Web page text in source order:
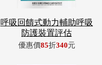
呼吸回饋式動力輔助呼吸
防護裝置評估
優惠價85折340元